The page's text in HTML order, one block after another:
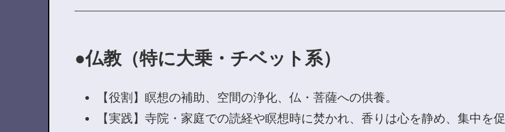
仏教（特に大乗・チベット系）
【役割】瞑想の補助、空間の浄化、仏・菩薩への供養。
【実践】寺院・家庭での読経や瞑想時に焚かれ、香りは心を静め、集中を促